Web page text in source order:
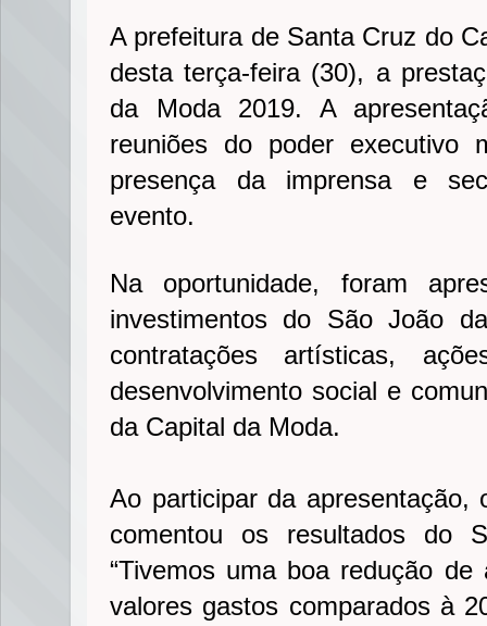
A prefeitura de Santa Cruz do
desta terça-feira (30), a
da Moda 2019. A
reuniões do poder executivo
presença da imprensa e
evento.
Na oportunidade, foram
investimentos do São João
contratações artísticas,
desenvolvimento social e
da Capital da Moda.
Ao participar da apresentação,
comentou os resultados do
“Tivemos uma boa redução
valores gastos comparados à